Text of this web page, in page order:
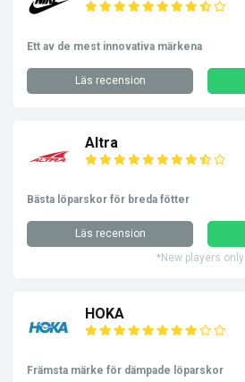
Ett av de mest innovativa märkena
Läs recension
Altra
Bästa löparskor för breda fötter
Läs recension
*New players only
HOKA
Främsta märke för dämpade löparskor